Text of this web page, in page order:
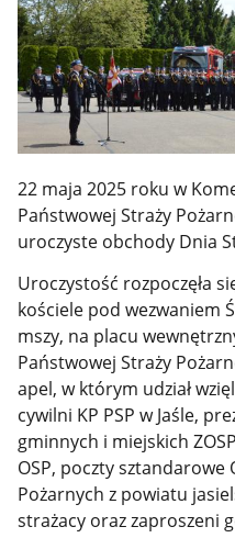
22 maja 2025 roku w
Państwowej Straży
uroczyste obchody Dnia
Uroczystość rozpoczęła
kościele pod wezwaniem
mszy, na placu
Państwowej Straży
apel, w którym udział
cywilni KP PSP w Jaśle,
gminnych i miejskich
OSP, poczty sztandarowe
Pożarnych z powiatu
strażacy oraz zaproszeni